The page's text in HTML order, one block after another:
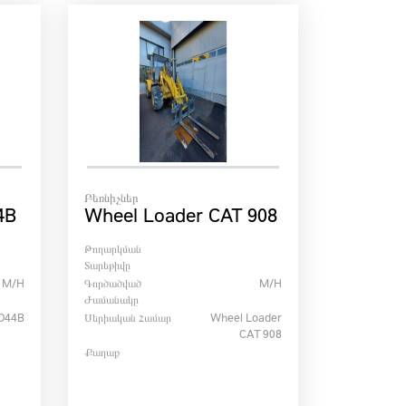
M/h
Բեռնիչներ
Wheel Loader CAT 908
Թողարկման
Տարեթիվը
Գործածված
Ժամանակը
M/h
Սերիական Համար
Wheel Loader
CAT 908
Քաղաք